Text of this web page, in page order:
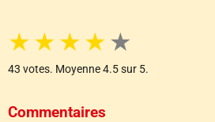
★ ★ ★ ★ ★
43 votes. Moyenne4.5sur 5.
Commentaires